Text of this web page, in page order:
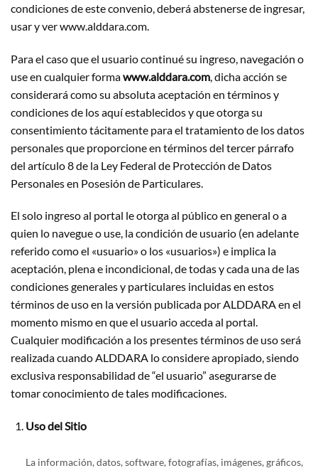
condiciones de este convenio, deberá abstenerse de ingresar,
usar y ver www.alddara.com.
Para el caso que el usuario continué su ingreso, navegación o
use en cualquier formawww.alddara.com , dicha acción se
considerará como su absoluta aceptación en términos y
condiciones de los aquí establecidos y que otorga su
consentimiento tácitamente para el tratamiento de los datos
personales que proporcione en términos del tercer párrafo
del artículo 8 de la Ley Federal de Protección de Datos
Personales en Posesión de Particulares.
El solo ingreso al portal le otorga al público en general o a
quien lo navegue o use, la condición de usuario (en adelante
referido como el «usuario» o los «usuarios») e implica la
aceptación, plena e incondicional, de todas y cada una de las
condiciones generales y particulares incluidas en estos
términos de uso en la versión publicada por ALDDARA en el
momento mismo en que el usuario acceda al portal.
Cualquier modificación a los presentes términos de uso será
realizada cuando ALDDARA lo considere apropiado, siendo
exclusiva responsabilidad de “el usuario” asegurarse de
tomar conocimiento de tales modificaciones.
Uso del Sitio
La información, datos, software, fotografías, imágenes, gráficos,